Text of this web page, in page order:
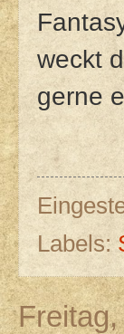
weckt
gerne
Labels: